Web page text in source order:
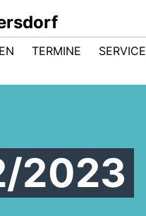
TERMINE SERVICE
2023